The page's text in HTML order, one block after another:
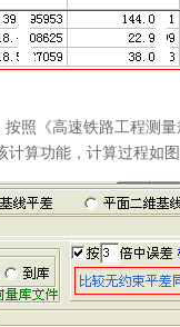
照《高速铁路工程测
算功能，计算过程如图